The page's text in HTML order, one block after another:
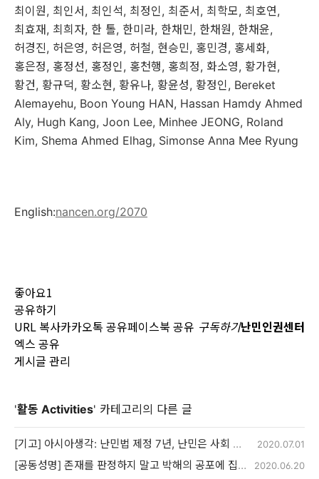
최이원, 최인서 , 최인석, 최정인, 최준서 , 최학모, 최호연,
최효재 , 최희자, 한 톨, 한미라, 한채민, 한채원, 한채윤,
허경진, 허은영, 허은영, 허철, 현승민, 홍민경, 홍세화,
홍은정, 홍정선, 홍정인, 홍천행, 홍희정, 화소영, 황가현,
황건, 황규덕, 황소현, 황유나, 황윤성, 황정인, Bereket
Alemayehu, Boon Young HAN, Hassan Hamdy Ahmed
Aly, Hugh Kang, Joon Lee, Minhee JEONG, Roland
Kim, Shema Ahmed Elhag, Simonse Anna Mee Ryung
English:nancen.org/2070
좋아요1
공유하기
URL 복사카카오톡 공유페이스북 공유
엑스 공유
게시글 관리
구독하기난민인권센터
'활동 Activities' 카테고리의 다른 글
[기고] 아시아생각: 난민법 제정 7년, 난민은 사회 안에 있는가? 사회 밖에 있는가? 2020.07.01
[공동성명] 존재를 판정하지 말고 박해의 공포에 집중하라- 성소수자 난민지위인정 심사의 전면 개선을 촉구한다 2020.06.20